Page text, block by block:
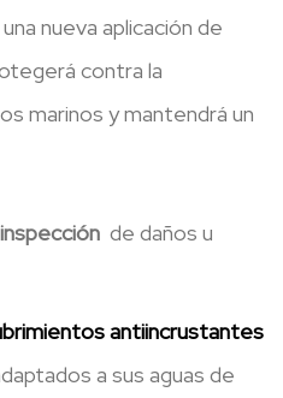
nueva aplicación de
contra la
marinos y mantendrá un
de daños u
antiincrustantes
a sus aguas de